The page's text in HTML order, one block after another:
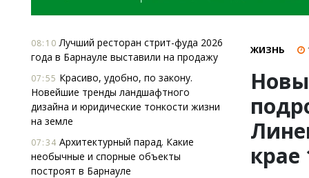
08:10 Лучший ресторан стрит-фуда 2026
года в Барнауле выставили на продажу
07:55 Красиво, удобно, по закону.
Новейшие тренды ландшафтного
дизайна и юридические тонкости жизни
на земле
07:34 Архитектурный парад. Какие
необычные и спорные объекты
построят в Барнауле
ЖИЗНЬ